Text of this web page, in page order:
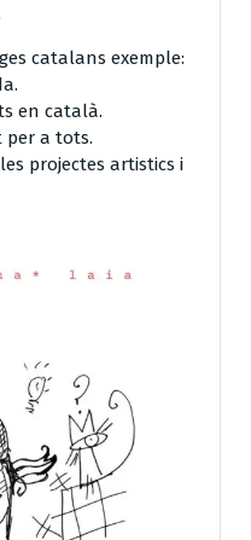
catalans exemple:
en català.
per a tots.
projectes artistics i